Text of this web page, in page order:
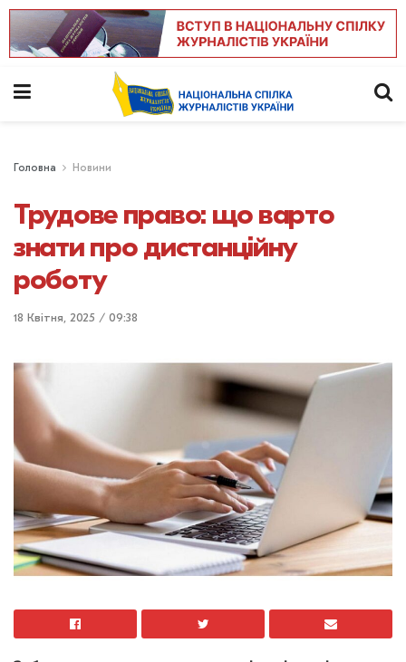
Головна Новини
Трудове право: що варто
знати про дистанційну
роботу
18 Квітня, 2025 / 09:38